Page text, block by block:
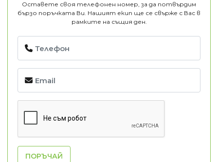
Оставете своя телефонен номер, за да потвърдим
бързо поръчката Ви. Нашият екип ще се свърже с Вас в
рамките на същия ден.
ПОРЪЧАЙ